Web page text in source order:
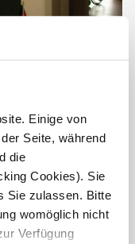
Einige von
Seite, während
die
Cookies). Sie
Sie zulassen. Bitte
womöglich nicht
Verfügung
Begegnungen: In
Bad Münstereifel
Locke Krause bei
Momente voller